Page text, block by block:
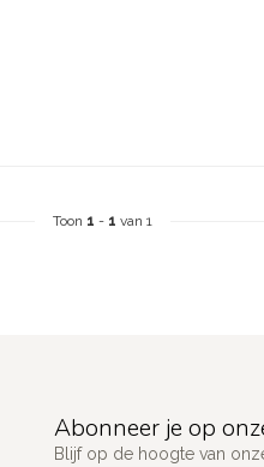
Toon 1 - 1 van 1
Abonneer je op
Blijf op de hoogte van